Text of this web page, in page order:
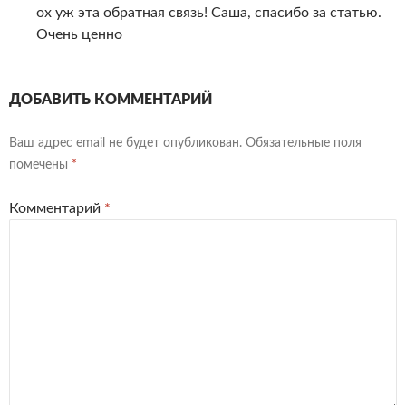
ох уж эта обратная связь! Саша, спасибо за статью.
Очень ценно
ДОБАВИТЬ КОММЕНТАРИЙ
Ваш адрес email не будет опубликован. Обязательные поля
помечены *
Комментарий *